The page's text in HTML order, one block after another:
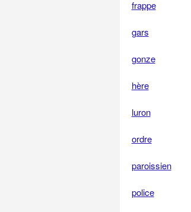
frappe
gars
gonze
hère
luron
ordre
paroissien
police